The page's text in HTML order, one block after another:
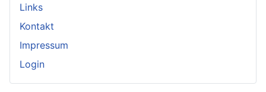
Links
Kontakt
Impressum
Login